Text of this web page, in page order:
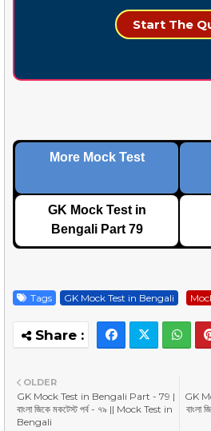
Start The
More Mock Test
GK Mock Test in
Bengali Part 79
Tags GK Mock Test in Bengali
GK
বাংলা
OLDER
GK Mock Test in Bengali Part - 79 |
বাংলা জিকে মকটেস্ট পর্ব - ৭৯ || Mock Test in
Bengali